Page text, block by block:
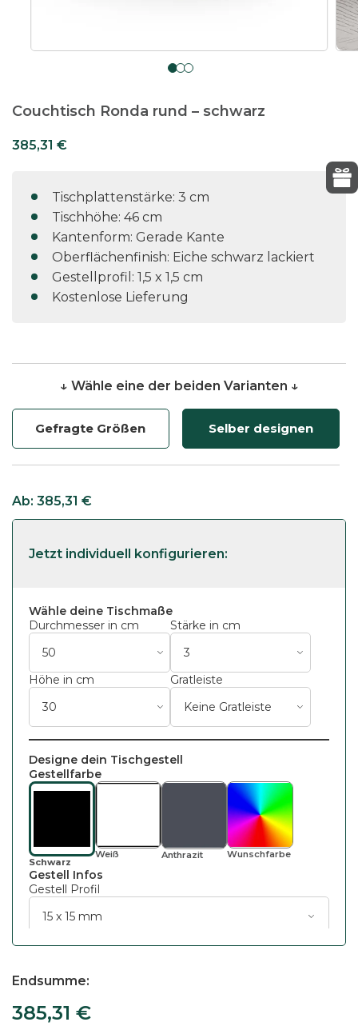
Couchtisch Ronda rund – schwarz
385,31 €
Tischplattenstärke: 3 cm
Tischhöhe: 46 cm
Kantenform: Gerade Kante
Oberflächenfinish: Eiche schwarz lackiert
Gestellprofil: 1,5 x 1,5 cm
Kostenlose Lieferung
↓ Wähle eine der beiden Varianten ↓
Gefragte Größen Selber designen
Ab: 385,31 €
Wähle deine Tischmaße
Durchmesser in cm
Stärke in cm
Höhe in cm Gratleiste
Designe dein Tischgestell
Gestellfarbe
Schwarz
Weiß Anthrazit WunschFarbe
Gestell Infos
Gestell Profil
Endsumme
385,31 €